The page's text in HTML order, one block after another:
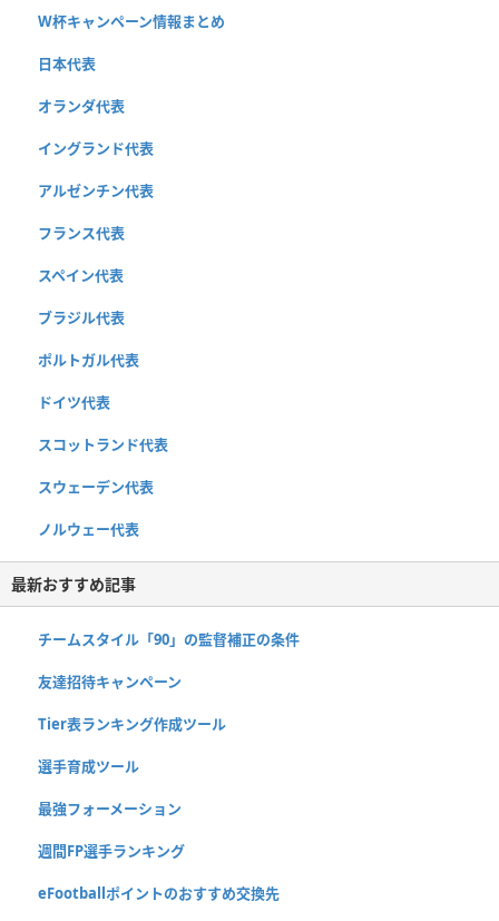
W杯キャンペーン情報まとめ
日本代表
オランダ代表
イングランド代表
アルゼンチン代表
フランス代表
スペイン代表
ブラジル代表
ポルトガル代表
ドイツ代表
スコットランド代表
スウェーデン代表
ノルウェー代表
最新おすすめ記事
チームスタイル「90」の監督補正の条件
友達招待キャンペーン
Tier表ランキング作成ツール
選手育成ツール
最強フォーメーション
週間FP選手ランキング
eFootballポイントのおすすめ交換先